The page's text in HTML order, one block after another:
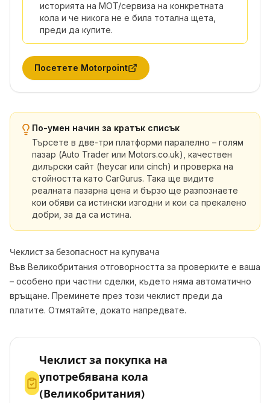
историята на MOT/сервиза на конкретната
кола и че никога не е била тотална щета,
преди да купите.
Посетете Motorpoint
По-умен начин за кратък списък
Търсете в две-три платформи паралелно – голям
пазар (Auto Trader или Motors.co.uk), качествен
дилърски сайт (heycar или cinch) и проверка на
стойността като CarGurus. Така ще видите
реалната пазарна цена и бързо ще разпознаете
кои обяви са истински изгодни и кои са прекалено
добри, за да са истина.
Чеклист за безопасност на купувача
Във Великобритания отговорността за проверките е ваша
– особено при частни сделки, където няма автоматично
връщане. Преминете през този чеклист преди да
платите. Отмятайте, докато напредвате.
Чеклист за покупка на
употребявана кола
(Великобритания)